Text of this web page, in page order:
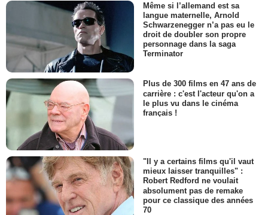
Même si l’allemand est sa
langue maternelle, Arnold
Schwarzenegger n’a pas eu le
droit de doubler son propre
personnage dans la saga
Terminator
Plus de 300 films en 47 ans de
carrière : c'est l'acteur qu'on a
le plus vu dans le cinéma
français !
"Il y a certains films qu'il vaut
mieux laisser tranquilles" :
Robert Redford ne voulait
absolument pas de remake
pour ce classique des années
70